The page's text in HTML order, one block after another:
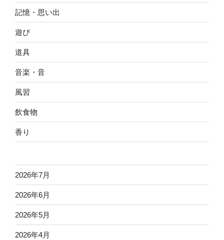
記憶・思い出
遊び
道具
音楽・音
風習
飲食物
香り
2026年7月
2026年6月
2026年5月
2026年4月